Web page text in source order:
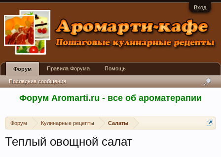
Вход
Форум Aromarti.ru - все об ароматерапии
Форум Кулинарные рецепты Салаты
Теплый овощной салат
Форум
Последние сообщения
Правила Форума Помощь